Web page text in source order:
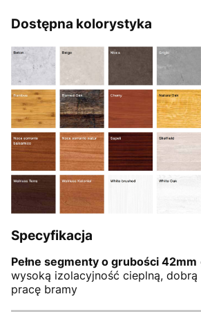
Dostępna kolorystyka
Specyfikacja
Pełne segmenty o grubości 42mm
wysoką izolacyjność cieplną,
pracę bramy